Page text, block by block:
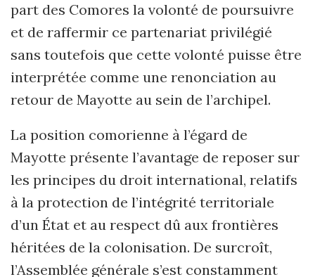
part des Comores la volonté de poursuivre
et de raffermir ce partenariat privilégié
sans toutefois que cette volonté puisse être
interprétée comme une renonciation au
retour de Mayotte au sein de l’archipel.
La position comorienne à l’égard de
Mayotte présente l’avantage de reposer sur
les principes du droit international, relatifs
à la protection de l’intégrité territoriale
d’un État et au respect dû aux frontières
héritées de la colonisation. De surcroît,
l’Assemblée générale s’est constamment